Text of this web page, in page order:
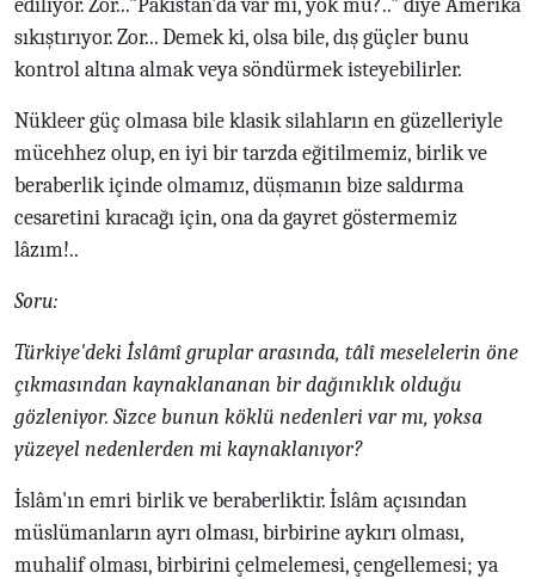
sıkıştırıyor. Zor... Demek ki, olsa bile, dış güçler bunu
kontrol altına almak veya söndürmek isteyebilirler.
Nükleer güç olmasa bile klasik silahların en güzelleriyle
mücehhez olup, en iyi bir tarzda eğitilmemiz, birlik ve
beraberlik içinde olmamız, düşmanın bize saldırma
cesaretini kıracağı için, ona da gayret göstermemiz
lâzım!..
Soru:
Türkiye'deki İslâmî gruplar arasında, tâlî meselelerin öne
çıkmasından kaynaklananan bir dağınıklık olduğu
gözleniyor. Sizce bunun köklü nedenleri var mı, yoksa
yüzeyel nedenlerden mi kaynaklanıyor?
İslâm'ın emri birlik ve beraberliktir. İslâm açısından
müslümanların ayrı olması, birbirine aykırı olması,
muhalif olması, birbirini çelmelemesi, çengellemesi; ya